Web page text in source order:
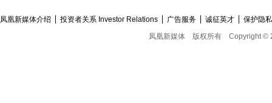
凤凰新媒体介绍 投资者关系 Investor Relations 广告服务 诚征英才
保护隐
凤凰新媒体
版权所有 Copyright ©